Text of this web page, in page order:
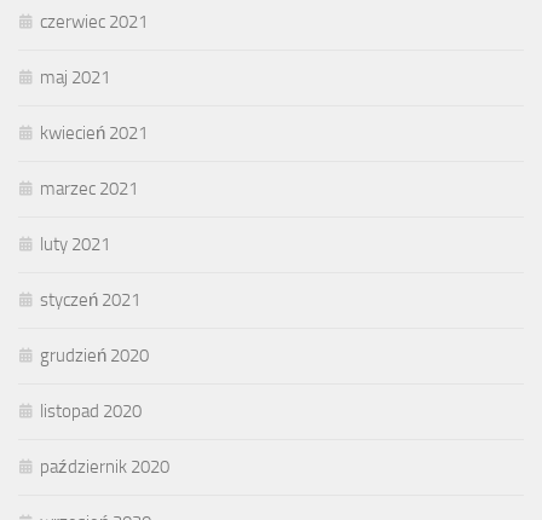
czerwiec 2021
maj 2021
kwiecień 2021
marzec 2021
luty 2021
styczeń 2021
grudzień 2020
listopad 2020
październik 2020